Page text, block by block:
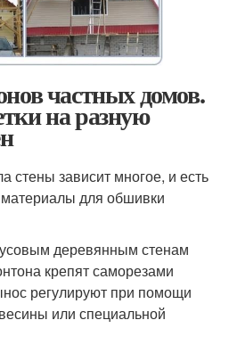
частных домов.
на разную
стены зависит многое, и есть
материалы для обшивки
деревянным стенам
крепят саморезами
регулируют при помощи
или специальной